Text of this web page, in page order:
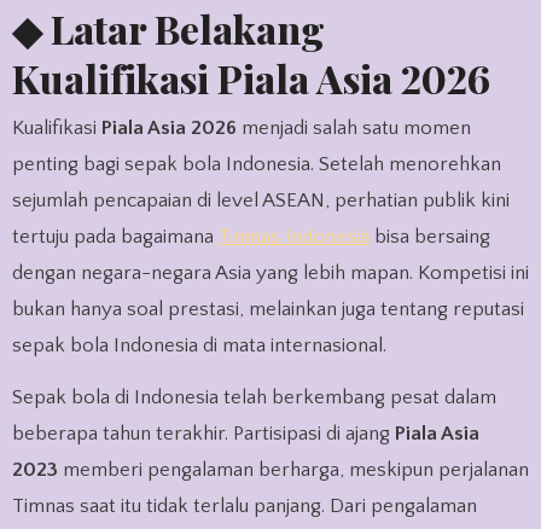
◆ Latar Belakang
Kualifikasi Piala Asia 2026
Kualifikasi Piala Asia 2026 menjadi salah satu momen
penting bagi sepak bola Indonesia. Setelah menorehkan
sejumlah pencapaian di level ASEAN, perhatian publik kini
tertuju pada bagaimana Timnas Indonesia bisa bersaing
dengan negara-negara Asia yang lebih mapan. Kompetisi ini
bukan hanya soal prestasi, melainkan juga tentang reputasi
sepak bola Indonesia di mata internasional.
Sepak bola di Indonesia telah berkembang pesat dalam
beberapa tahun terakhir. Partisipasi di ajang Piala Asia
2023 memberi pengalaman berharga, meskipun perjalanan
Timnas saat itu tidak terlalu panjang. Dari pengalaman